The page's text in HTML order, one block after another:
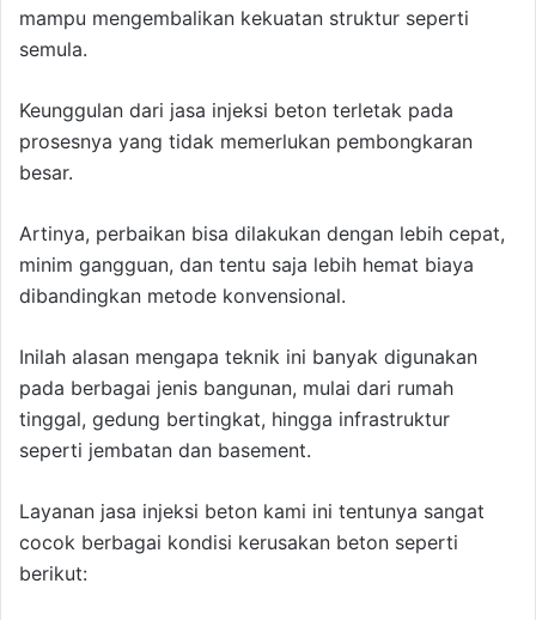
mampu mengembalikan kekuatan struktur seperti
semula.
Keunggulan dari jasa injeksi beton terletak pada
prosesnya yang tidak memerlukan pembongkaran
besar.
Artinya, perbaikan bisa dilakukan dengan lebih cepat,
minim gangguan, dan tentu saja lebih hemat biaya
dibandingkan metode konvensional.
Inilah alasan mengapa teknik ini banyak digunakan
pada berbagai jenis bangunan, mulai dari rumah
tinggal, gedung bertingkat, hingga infrastruktur
seperti jembatan dan basement.
Layanan jasa injeksi beton kami ini tentunya sangat
cocok berbagai kondisi kerusakan beton seperti
berikut: